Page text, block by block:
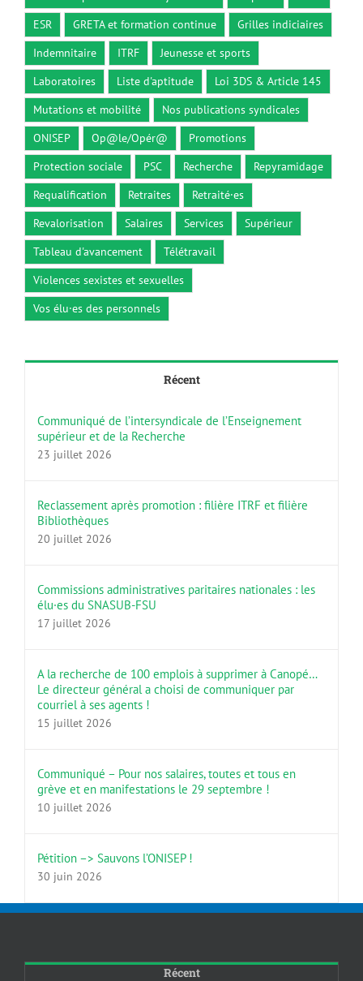
ESR
GRETA et formation continue
Grilles indiciaires
Indemnitaire
ITRF
Jeunesse et sports
Laboratoires
Liste d'aptitude
Loi 3DS & Article 145
Mutations et mobilité
Nos publications syndicales
ONISEP
Op@le/Opér@
Promotions
Protection sociale
PSC Recherche
Repyramidage
Requalification
Retraites
Retraité·es
Revalorisation
Salaires Services
Supérieur
Tableau d'avancement
Télétravail
Violences sexistes et sexuelles
Vos élu·es des personnels
Récent
Communiqué de l’intersyndicale de l’Enseignement
supérieur et de la Recherche
23 juillet 2026
Reclassement après promotion : filière ITRF et filière
Bibliothèques
20 juillet 2026
Commissions administratives paritaires nationales : les
élu·es du SNASUB-FSU
17 juillet 2026
A la recherche de 100 emplois à supprimer à Canopé…
Le directeur général a choisi de communiquer par
courriel à ses agents !
15 juillet 2026
Communiqué – Pour nos salaires, toutes et tous en
grève et en manifestations le 29 septembre !
10 juillet 2026
Pétition –> Sauvons l’ONISEP !
30 juin 2026
Récent